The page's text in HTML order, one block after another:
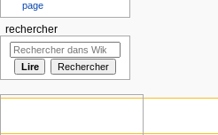
page
rechercher